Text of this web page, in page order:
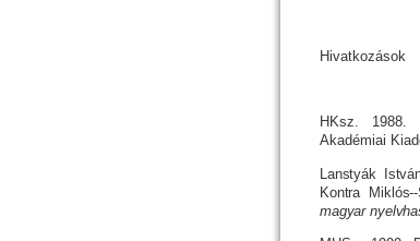
Hivatkozások
HKsz. 1988.
Akadémiai
Lanstyák
Kontra
magyar